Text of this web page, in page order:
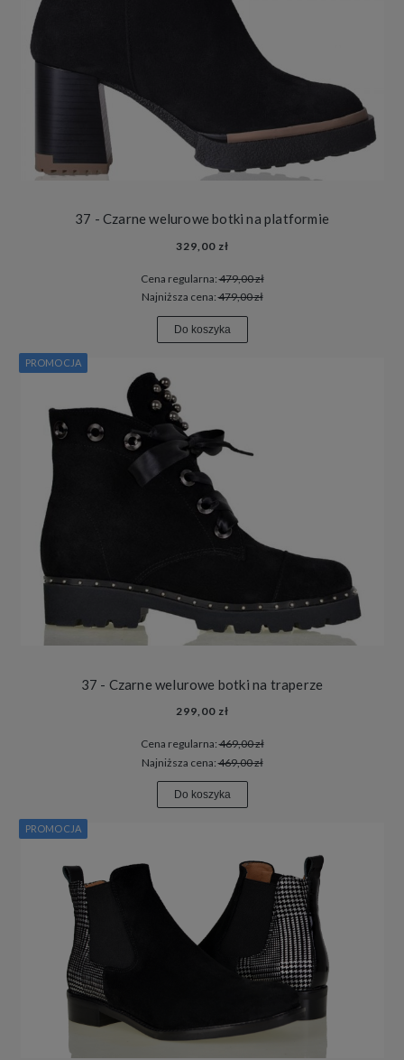
37 - Czarne welurowe botki na platformie
329,00 zł
Cena regularna:479,00 zł
Najniższa cena:479,00 zł
Do koszyka
37 - Czarne welurowe botki na traperze
299,00 zł
Cena regularna:469,00 zł
Najniższa cena:469,00 zł
Do koszyka
PROMOCJA
PROMOCJA